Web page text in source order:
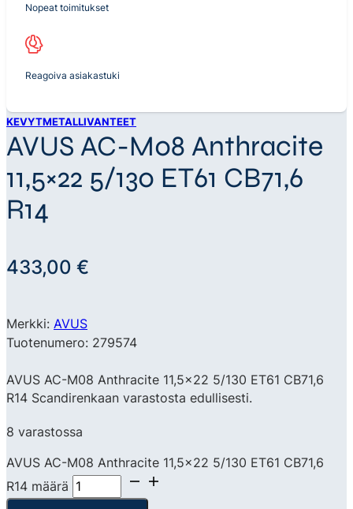
Nopeat toimitukset
Reagoiva asiakastuki
KEVYTMETALLIVANTEET
AVUS AC-M08 Anthracite
11,5×22 5/130 ET61 CB71,6
R14
433,00 €
Merkki: AVUS
Tuotenumero: 279574
AVUS AC-M08 Anthracite 11,5×22 5/130 ET61 CB71,6
R14 Scandirenkaan varastosta edullisesti.
8 varastossa
AVUS AC-M08 Anthracite 11,5x22 5/130 ET61 CB71,6
R14 määrä